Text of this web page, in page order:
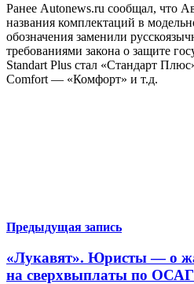
Ранее Autonews.ru сообщал, что
названия комплектаций в
обозначения заменили
требованиями закона о защите
Standart Plus стал «Стандарт
Comfort — «Комфорт» и т.д.
Навигация
по
записям
Предыдущая запись
«Лукавят». Юристы — о
на сверхвыплаты по